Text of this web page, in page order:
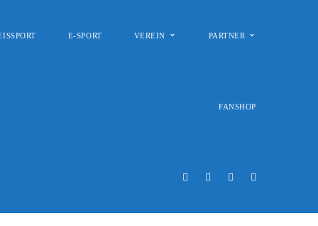
E-SPORT VEREIN PARTNER
FANSHOP